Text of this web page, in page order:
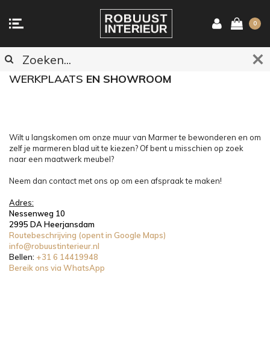
0
CONTACTGEGEVENS
WERKPLAATS EN SHOWROOM
Wilt u langskomen om onze muur van Marmer te bewonderen en om
zelf je marmeren blad uit te kiezen? Of bent u misschien op zoek
naar een maatwerk meubel?
Neem dan contact met ons op om een afspraak te maken!
Adres:
Nessenweg 10
2995 DA Heerjansdam
Routebeschrijving (opent in Google Maps)
info@robuustinterieur.nl
Bellen: +31 6 14419948
Bereik ons via WhatsApp